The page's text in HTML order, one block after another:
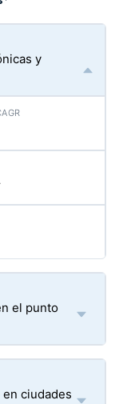
y
el punto
ciudades